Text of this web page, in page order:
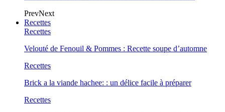
PrevNext
Recettes
Recettes
Velouté de Fenouil & Pommes : Recette soupe d’automne
Recettes
Brick a la viande hachee: : un délice facile à préparer
Recettes